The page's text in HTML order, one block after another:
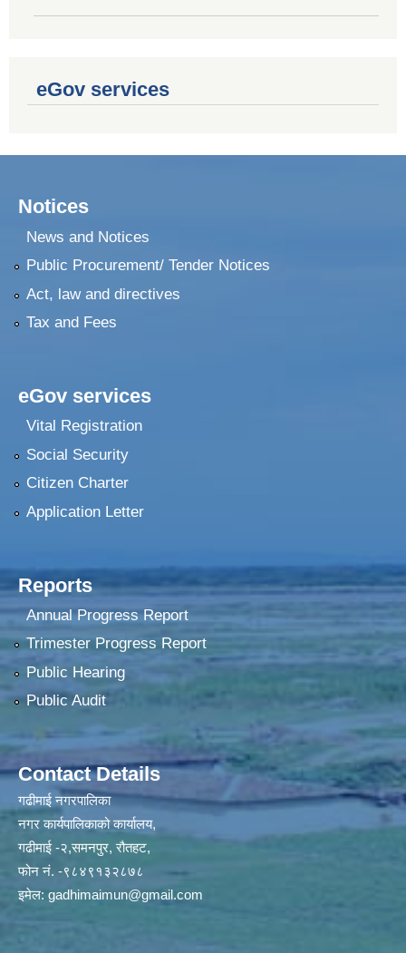
eGov services
Notices
News and Notices
Public Procurement/ Tender Notices
Act, law and directives
Tax and Fees
eGov services
Vital Registration
Social Security
Citizen Charter
Application Letter
Reports
Annual Progress Report
Trimester Progress Report
Public Hearing
Public Audit
Contact Details
गढीमाई नगरपालिका
नगर कार्यपालिकाको कार्यालय,
गढीमाई -२,समनपुर, रौतहट,
फोन नं. -९८४९१३२८७८
इमेल: gadhimaimun@gmail.com